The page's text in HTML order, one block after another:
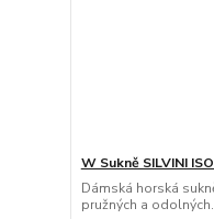
W Sukně SILVINI
Dámská horská
pružných a